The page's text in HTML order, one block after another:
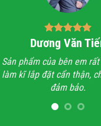
Văn Tiến
bên em rất đẹp, Thợ
cẩn thận, chất lượng